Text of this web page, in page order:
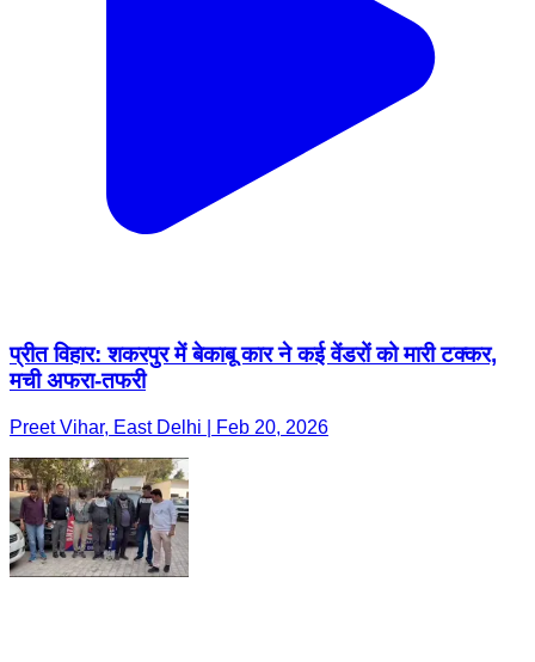
प्रीत विहार: शकरपुर में बेकाबू कार ने कई वेंडरों को मारी टक्कर,
मची अफरा-तफरी
Preet Vihar, East Delhi | Feb 20, 2026